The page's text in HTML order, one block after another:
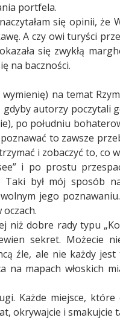
portfela.
się opinii, że
A czy owi turyści
się zwykłą
na baczności.
na temat
autorzy poczytali
po południu
to zawsze
i zobaczyć to, co
i po prostu
był mój sposób
jego
oczach.
dobre rady typu
sekret. Możecie
źle, ale nie każdy
mapach włoskich
Każde miejsce,
okrywajcie i smakujcie